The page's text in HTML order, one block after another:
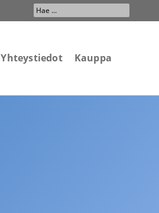
Search
...
Yhteystiedot Kauppa